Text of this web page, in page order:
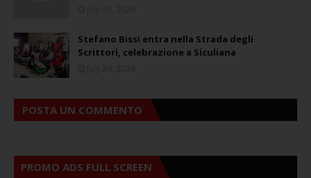
Stefano Bissi entra nella Strada degli
Scrittori, celebrazione a Siculiana
POSTA UN COMMENTO
PROMO ADS FULL SCREEN